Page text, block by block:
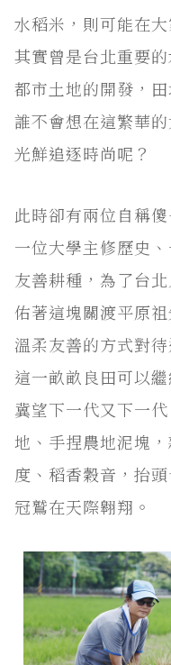
水稻米，則可能在
其實曾是台北重要
都市土地的開發，
誰不會想在這繁華
光鮮追逐時尚呢？
此時卻有兩位自稱
一位大學主修歷史
友善耕種，為了台
佑著這塊關渡平原
溫柔友善的方式對
這一畝畝良田可以
冀望下一代又下一
地、手捏農地泥塊
度、稻香穀音，抬
冠鷲在天際翱翔。